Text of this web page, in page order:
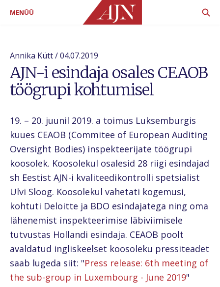
Annika Kütt / 04.07.2019
AJN-i esindaja osales CEAOB
töögrupi kohtumisel
19. – 20. juunil 2019. a toimus Luksemburgis
kuues CEAOB (Commitee of European Auditing
Oversight Bodies) inspekteerijate töögrupi
koosolek. Koosolekul osalesid 28 riigi esindajad
sh Eestist AJN-i kvaliteedikontrolli spetsialist
Ulvi Sloog. Koosolekul vahetati kogemusi,
kohtuti Deloitte ja BDO esindajatega ning oma
lähenemist inspekteerimise läbiviimisele
tutvustas Hollandi esindaja. CEAOB poolt
avaldatud ingliskeelset koosoleku pressiteadet
saab lugeda siit: "Press release: 6th meeting of
the sub-group in Luxembourg - June 2019"
MENÜÜ